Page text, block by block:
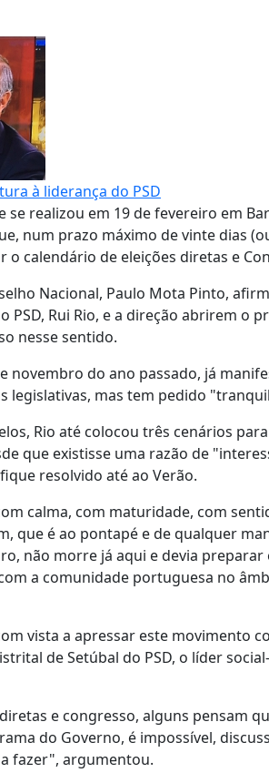
à liderança do PSD
se realizou em 19 de fevereiro em
num prazo máximo de vinte dias
calendário de eleições diretas e
Nacional, Paulo Mota Pinto,
PSD, Rui Rio, e a direção abrirem o
nesse sentido.
novembro do ano passado, já
legislativas, mas tem pedido
Rio até colocou três cenários
que existisse uma razão de
resolvido até ao Verão.
calma, com maturidade, com
que é ao pontapé e de qualquer
não morre já aqui e devia
a comunidade portuguesa no
vista a apressar este movimento
de Setúbal do PSD, o líder
e congresso, alguns pensam
do Governo, é impossível,
fazer", argumentou.